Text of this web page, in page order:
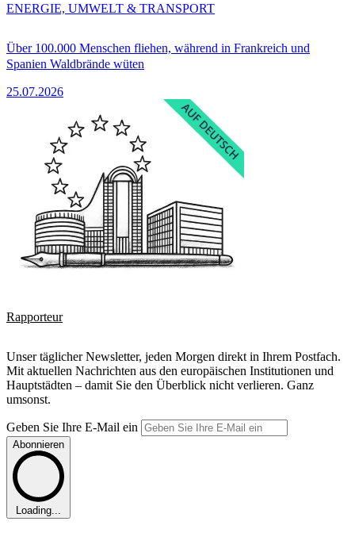
Über 100.000 Menschen fliehen, während in Frankreich und
Spanien Waldbrände wüten
25.07.2026
ENERGIE, UMWELT & TRANSPORT
Rapporteur
Unser täglicher Newsletter, jeden Morgen direkt in Ihrem Postfach.
Mit aktuellen Nachrichten aus den europäischen Institutionen und
Hauptstädten – damit Sie den Überblick nicht verlieren. Ganz
umsonst.
Geben Sie Ihre E-Mail ein
Abonnieren
Loading...